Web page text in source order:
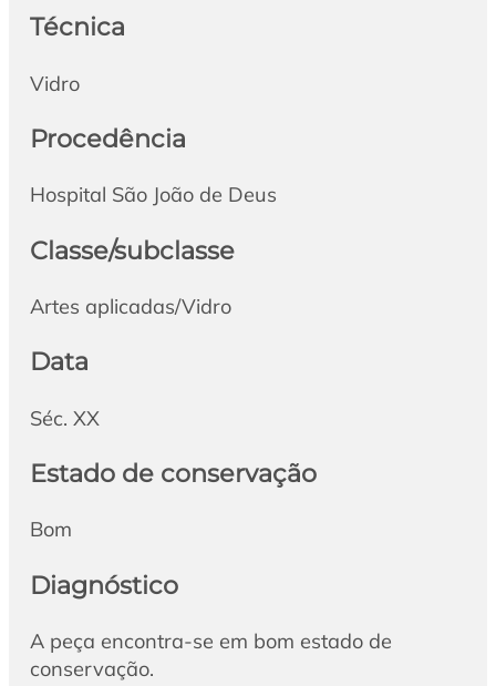
Técnica
Vidro
Procedência
Hospital São João de Deus
Classe/subclasse
Artes aplicadas/Vidro
Data
Séc. XX
Estado de conservação
Bom
Diagnóstico
A peça encontra-se em bom estado de
conservação.